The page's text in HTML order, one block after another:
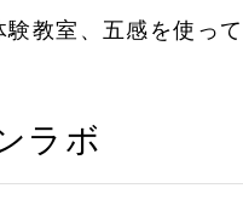
教室、五感を使っ
ラボ